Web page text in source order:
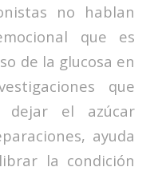
no hablan
que es
de la glucosa en
que
dejar el azúcar
ayuda
la condición